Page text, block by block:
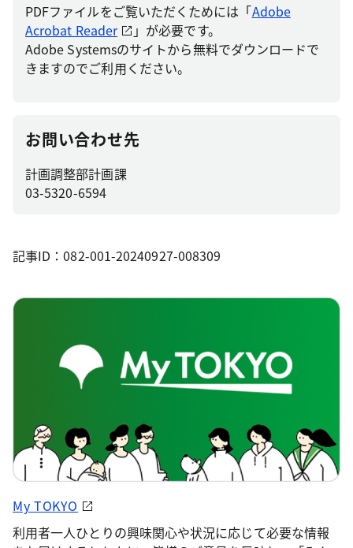
PDFファイルをご覧いただくためには「Adobe
Acrobat Reader
」が必要です。
Adobe Systemsのサイトから無料でダウンロードで
きますのでご利用ください。
お問い合わせ先
計画調整部計画課
03-5320-6594
記事ID：082-001-20240927-008309
My TOKYO
利用者一人ひとりの興味関心や状況に応じて必要な情報